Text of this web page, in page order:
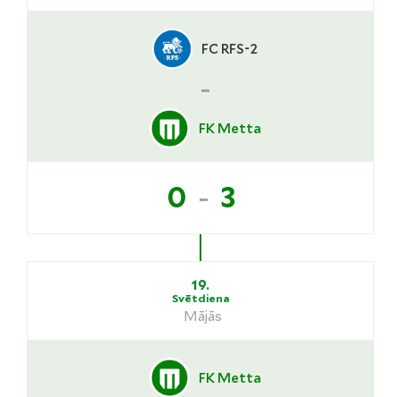
FC RFS-2
-
FK Metta
0 - 3
19.
Svētdiena
Mājās
FK Metta